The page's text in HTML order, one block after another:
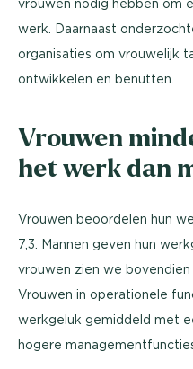
werk. Daarnaast
organisaties om vrouwelijk
ontwikkelen en benutten.
Vrouwen
het werk dan
Vrouwen beoordelen hun
7,3. Mannen geven hun
vrouwen zien we bovendien
Vrouwen in operationele
werkgeluk gemiddeld met
hogere